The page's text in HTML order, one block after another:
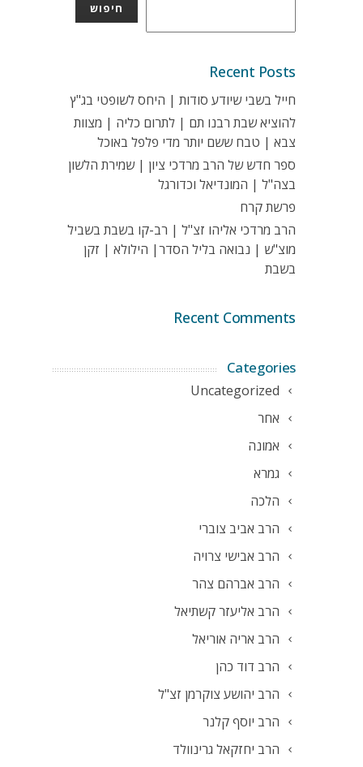
חיפוש
Recent Posts
חייל בשבי שיודע סודות | היחס לשופטי בג"ץ
להוציא שבת רבנו תם | לתרום כליה | מצוות
צבא | טבח ששם יותר מדי פלפל באוכל
ספר חדש של הרב מרדכי ציון | שמירת הלשון
בצה"ל | המונדיאל וכדורגל
פרשת קרח
הרב מרדכי אליהו זצ"ל | רב-קו בשבת בשביל
מוצ"ש | נבואה בליל הסדר| הילולא | זקן
בשבת
Recent Comments
Categories
Uncategorized
אחר
אמונה
גמרא
הלכה
הרב אביב צוברי
הרב אבישי צרויה
הרב אברהם צהר
הרב אליעזר קשתיאל
הרב אריה אוריאל
הרב דוד כהן
הרב יהושע צוקרמן זצ"ל
הרב יוסף קלנר
הרב יחזקאל גרינוולד